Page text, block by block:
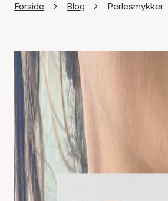
Forside Blog Perlesmykker